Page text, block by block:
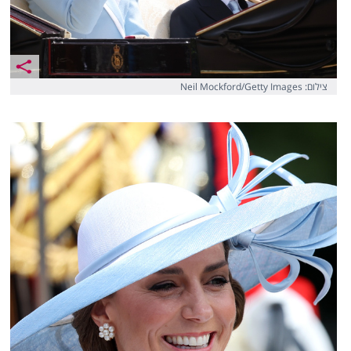
צילום: Neil Mockford/Getty Images